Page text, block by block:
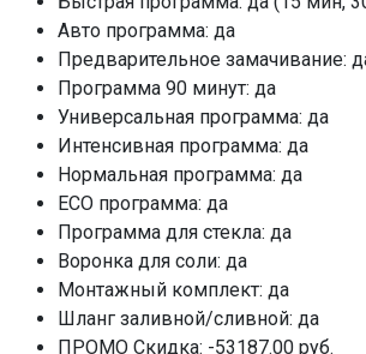
Авто программа: да
Предварительное замачивание:
Программа 90 минут: да
Универсальная программа: да
Интенсивная программа: да
Нормальная программа: да
ECO программа: да
Программа для стекла: да
Воронка для соли: да
Монтажный комплект: да
Шланг заливной/сливной: да
ПРОМО Скидка: -53187.00 руб.